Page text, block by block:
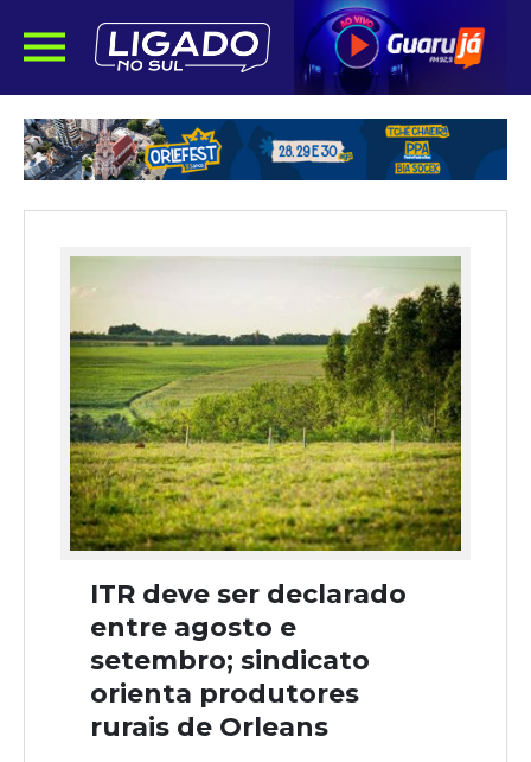
ITR deve ser declarado
entre agosto e
setembro; sindicato
orienta produtores
rurais de Orleans